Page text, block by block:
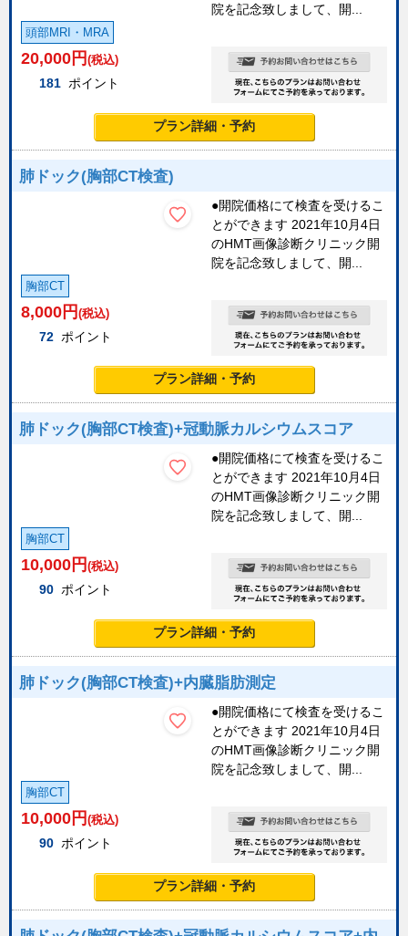
院を記念致しまして、開...
頭部MRI・MRA
20,000 円 (税込)
181 ポイント
プラン詳細・予約
肺ドック(胸部CT検査)
●開院価格にて検査を受けるこ
とができます 2021年10月4日
のHMT画像診断クリニック開
院を記念致しまして、開...
胸部CT
8,000 円 (税込)
72 ポイント
プラン詳細・予約
肺ドック(胸部CT検査)+冠動脈カルシウムスコア
●開院価格にて検査を受けるこ
とができます 2021年10月4日
のHMT画像診断クリニック開
院を記念致しまして、開...
胸部CT
10,000 円 (税込)
90 ポイント
プラン詳細・予約
肺ドック(胸部CT検査)+内臓脂肪測定
●開院価格にて検査を受けるこ
とができます 2021年10月4日
のHMT画像診断クリニック開
院を記念致しまして、開...
胸部CT
10,000 円 (税込)
90 ポイント
プラン詳細・予約